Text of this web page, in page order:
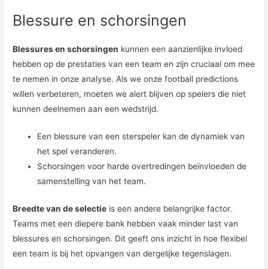
Blessure en schorsingen
Blessures en schorsingen kunnen een aanzienlijke invloed
hebben op de prestaties van een team en zijn cruciaal om mee
te nemen in onze analyse. Als we onze football predictions
willen verbeteren, moeten we alert blijven op spelers die niet
kunnen deelnemen aan een wedstrijd.
Een blessure van een sterspeler kan de dynamiek van
het spel veranderen.
Schorsingen voor harde overtredingen beïnvloeden de
samenstelling van het team.
Breedte van de selectie is een andere belangrijke factor.
Teams met een diepere bank hebben vaak minder last van
blessures en schorsingen. Dit geeft ons inzicht in hoe flexibel
een team is bij het opvangen van dergelijke tegenslagen.